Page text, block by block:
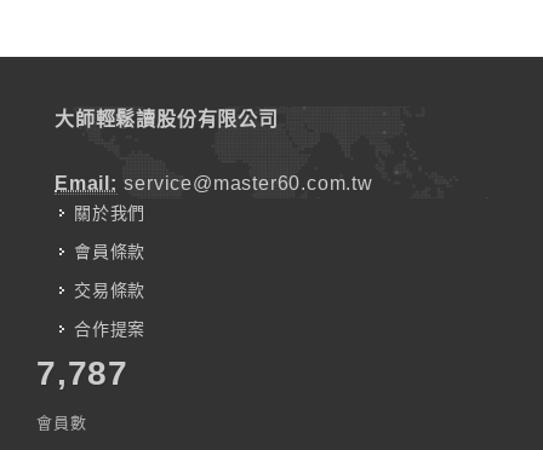
大師輕鬆讀股份有限公司
Email: service@master60.com.tw
關於我們
會員條款
交易條款
合作提案
7,787
會員數